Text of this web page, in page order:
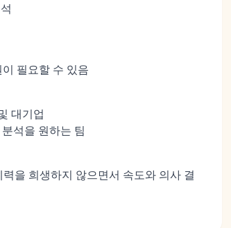
필요할 수 있음
대기업
석을 원하는 팀
을 희생하지 않으면서 속도와 의사 결